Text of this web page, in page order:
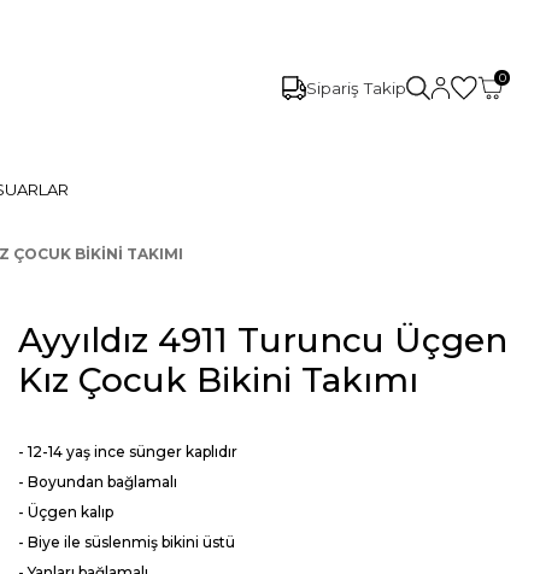
Sipariş Takip
0
ÇOCUK BIKINI TAKIMI
Ayyıldız 4911 Turuncu Üçgen
Kız Çocuk Bikini Takımı
- 12-14 yaş ince sünger kaplıdır
- Boyundan bağlamalı
- Üçgen kalıp
- Biye ile süslenmiş bikini üstü